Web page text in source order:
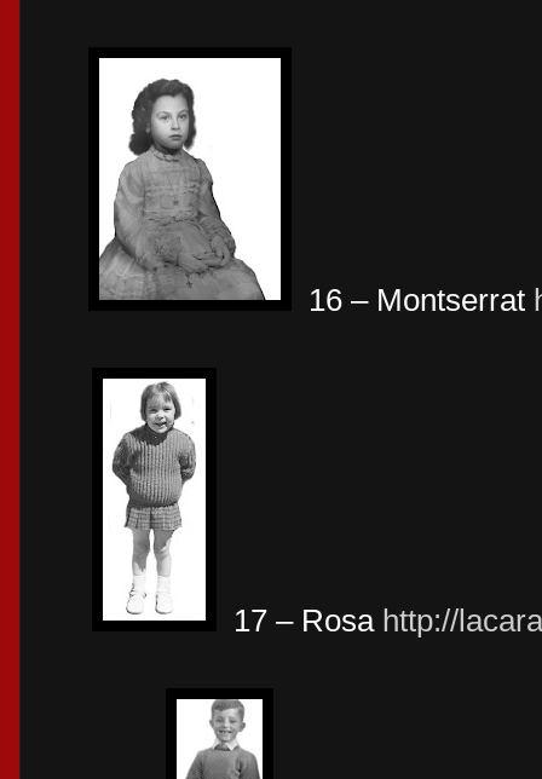
16 – Montserrat
17 – Rosa http://